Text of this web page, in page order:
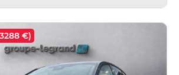
€)